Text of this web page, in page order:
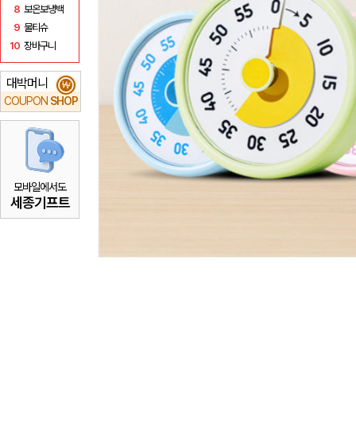
8 보온보냉백
9 물티슈
10 장바구니
대박머니
COUPON SHOP
₩
모바일에서도
세종기프트